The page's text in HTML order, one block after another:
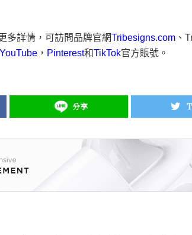
多詳情，可訪問品牌官網Tribesigns.com 、
YouTube ， Pinterest和TikTok官方賬號。
分享